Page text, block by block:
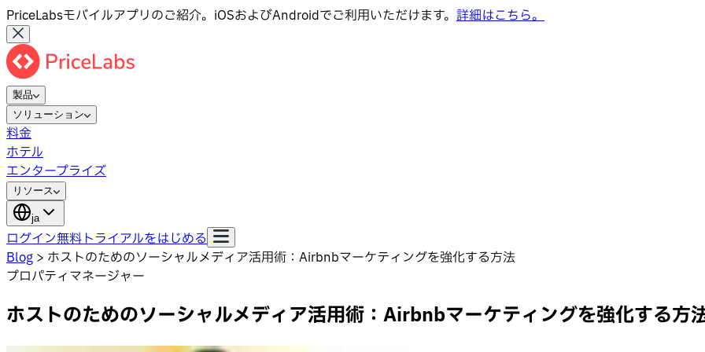
PriceLabsモバイルアプリのご紹介。iOSおよびAndroidでご利用いただけます。 詳細はこちら。
製品
ソリューション
料金
ホテル
エンタープライズ
リソース
ja
ログイン無料トライアルをはじめる
Blog > ホストのためのソーシャルメディア活用術：Airbnbマーケティングを強化する方法
プロパティマネージャー
ホストのためのソーシャルメディア活用術：Airbnbマーケティングを強化する方